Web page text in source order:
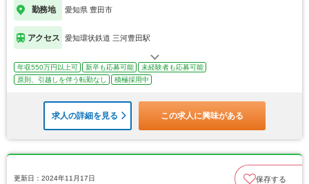
勤務地 愛知県 豊田市
アクセス 愛知環状鉄道 三河豊田駅
年収550万円以上可 新卒も応募可能
未経験者も応募可能
原則、引越しを伴う転勤なし
積極採用中
求人の詳細を見る この求人に興味がある
更新日：2024年11月17日 保存する